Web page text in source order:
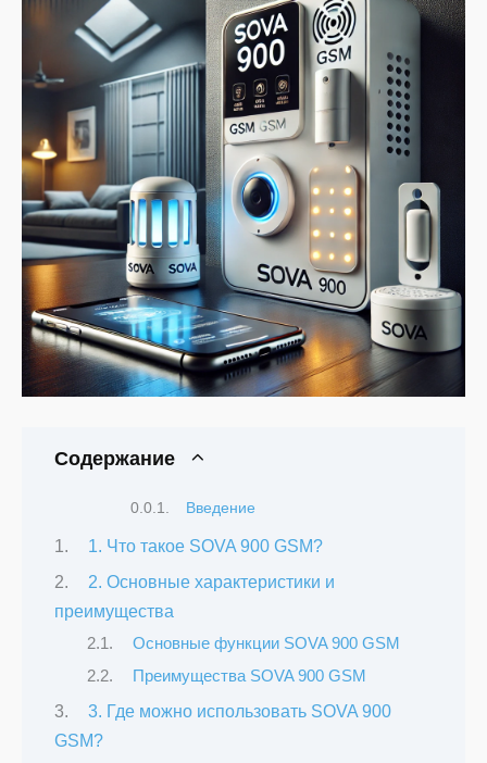
Содержание
Введение
1. Что такое SOVA 900 GSM?
2. Основные характеристики и
преимущества
Основные функции SOVA 900 GSM
Преимущества SOVA 900 GSM
3. Где можно использовать SOVA 900
GSM?